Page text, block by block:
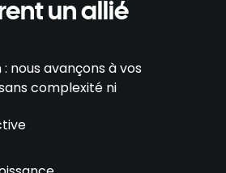
un allié
nous avançons à vos
complexité ni